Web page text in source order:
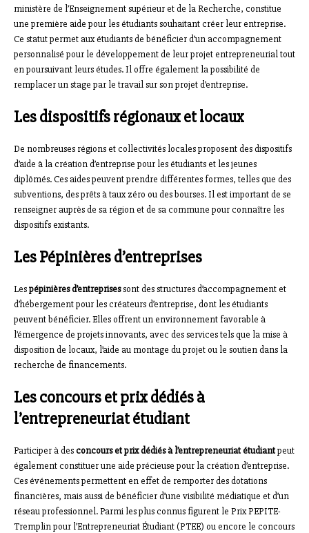
ministère de l’Enseignement supérieur et de la Recherche, constitue
une première aide pour les étudiants souhaitant créer leur entreprise.
Ce statut permet aux étudiants de bénéficier d’un accompagnement
personnalisé pour le développement de leur projet entrepreneurial tout
en poursuivant leurs études. Il offre également la possibilité de
remplacer un stage par le travail sur son projet d’entreprise.
Les dispositifs régionaux et locaux
De nombreuses régions et collectivités locales proposent des dispositifs
d’aide à la création d’entreprise pour les étudiants et les jeunes
diplômés. Ces aides peuvent prendre différentes formes, telles que des
subventions, des prêts à taux zéro ou des bourses. Il est important de se
renseigner auprès de sa région et de sa commune pour connaître les
dispositifs existants.
Les Pépinières d’entreprises
Lespépinières d’entreprisessont des structures d’accompagnement et
d’hébergement pour les créateurs d’entreprise, dont les étudiants
peuvent bénéficier. Elles offrent un environnement favorable à
l’émergence de projets innovants, avec des services tels que la mise à
disposition de locaux, l’aide au montage du projet ou le soutien dans la
recherche de financements.
Les concours et prix dédiés à
l’entrepreneuriat étudiant
Participer à desconcours et prix dédiés à l’entrepreneuriat étudiantpeut
également constituer une aide précieuse pour la création d’entreprise.
Ces événements permettent en effet de remporter des dotations
financières, mais aussi de bénéficier d’une visibilité médiatique et d’un
réseau professionnel. Parmi les plus connus figurent le Prix PEPITE-
Tremplin pour l’Entrepreneuriat Étudiant (PTEE) ou encore le concours